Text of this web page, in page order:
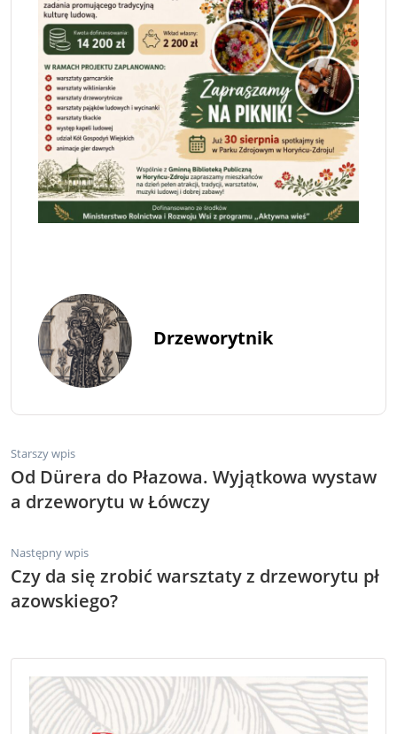
Drzeworytnik
Starszy wpis
Od Dürera do Płazowa. Wyjątkowa wystaw
a drzeworytu w Łówczy
Następny wpis
Czy da się zrobić warsztaty z drzeworytu pł
azowskiego?